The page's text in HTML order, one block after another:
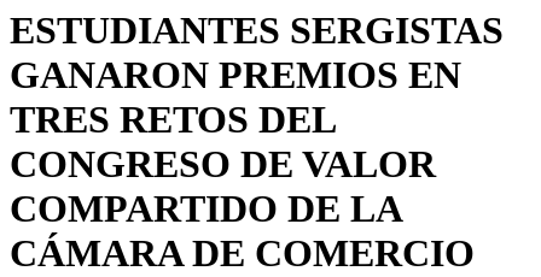
ESTUDIANTES SERGISTAS
GANARON PREMIOS EN
TRES RETOS DEL
CONGRESO DE VALOR
COMPARTIDO DE LA
CÁMARA DE COMERCIO